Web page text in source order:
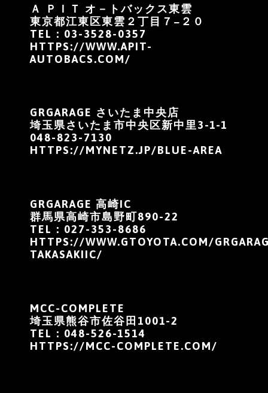
Ａ ＰＩＴ オ－トバックス東雲
東京都江東区東雲２丁目７−２０
TEL： 03-3528-0357
HTTPS://WWW.APIT-
AUTOBACS.COM/
GRGARAGE さいたま中央店
埼玉県さいたま市中央区新中里3-1-1
048-823-7130
HTTPS://MYNETZ.JP/BLUE-AREA
GRGARAGE 高崎IC
群馬県高崎市島野町890-22
TEL：027-353-8686
HTTPS://WWW.GTOYOTA.COM/
TAKASAKIIC/
MCC-COMPLETE
埼玉県熊谷市佐谷田1001-2
TEL：048-526-1514
HTTPS://MCC-COMPLETE.COM/